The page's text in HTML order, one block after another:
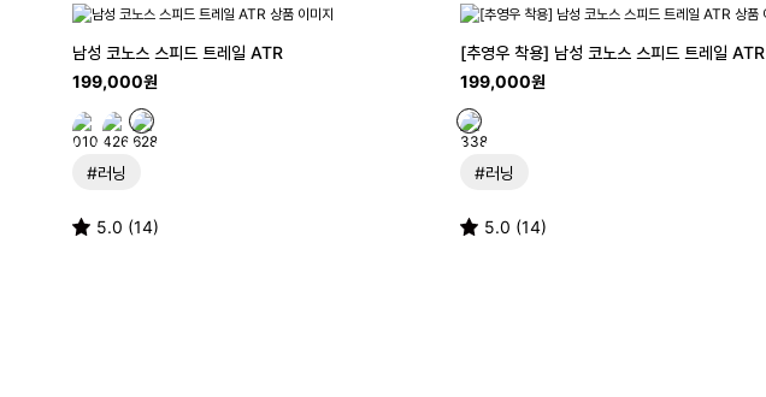
남성 코노스 스피드 트레일 ATR
199,000원
#러닝
5.0 (14)
[추영우 착용] 남성 코노스 스피드 트레일 ATR
199,000원
#러닝
5.0 (14)